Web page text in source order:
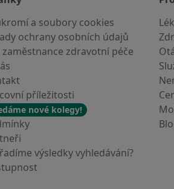
a soubory cookies
ochrany osobních údajů
zdravotní péče
příležitosti
nové kolegy!
výsledky vyhledávání?